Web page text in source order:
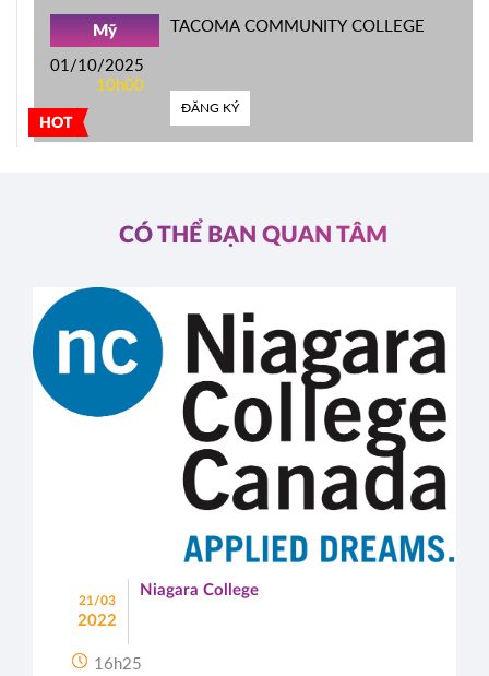
HOT
Mỹ
01/10/2025
10h00
TACOMA COMMUNITY COLLEGE
ĐĂNG KÝ
CÓ THỂ BẠN QUAN TÂM
21/03
2022
Niagara College
16h25